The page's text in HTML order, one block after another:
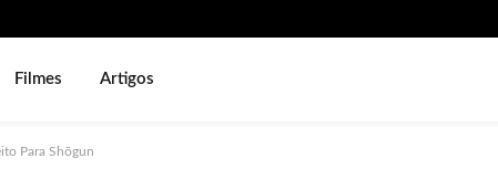
Filmes Artigos
Para Shōgun